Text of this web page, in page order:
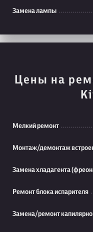
Замена лампы
Цены на
Мелкий ремонт
Монтаж/демонтаж
Замена хладагента
Ремонт блока испарителя
Замена/ремонт